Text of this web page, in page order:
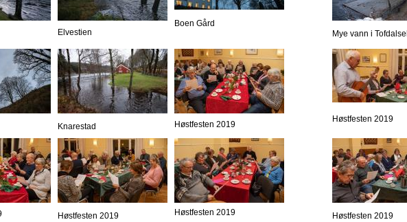
Elvestien
Boen Gård
Mye vann i
Knarestad Høstfesten 2019
Høstfesten 2019
Høstfesten 2019 Høstfesten 2019 Høstfesten 2019